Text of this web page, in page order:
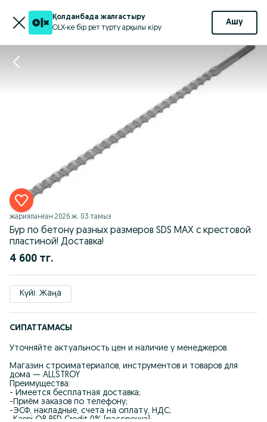
Қолданбада жалғастыру
OLX-ке бір рет түрту арқылы кіру
Ашу
жарияланған 2026 ж. 03 тамыз
Бур по бетону разных размеров SDS MAX c крестовой
пластиной! Доставка!
4 600 тг.
Күйі: Жаңа
СИПАТТАМАСЫ
Уточняйте актуальность цен и наличие у менеджеров.
Магазин строиматериалов, инструментов и товаров для
дома — ALLSTROY
Преимущества:
- Имеется бесплатная доставка;
-Приём заказов по телефону;
-ЭСФ, накладные, счета на оплату, НДС;
-Kaspi QR RED Credit 0% (рассрочка);